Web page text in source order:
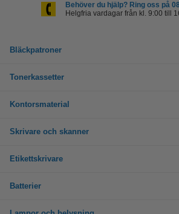
Behöver du hjälp? Ring oss på
Helgfria vardagar från kl. 9:00 till
Bläckpatroner
Tonerkassetter
Kontorsmaterial
Skrivare och skanner
Etikettskrivare
Batterier